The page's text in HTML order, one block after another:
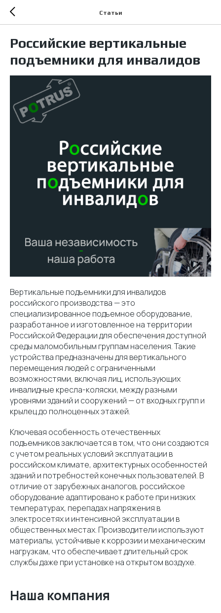
Статьи
Российские вертикальные
подъемники для инвалидов
Вертикальные подъемники для инвалидов
российского производства — это
специализированное подъемное оборудование,
разработанное и изготовленное на территории
Российской Федерации для обеспечения доступной
среды маломобильным группам населения. Такие
устройства предназначены для вертикального
перемещения людей с ограниченными
возможностями, включая лиц, использующих
инвалидные кресла-коляски, между разными
уровнями зданий и сооружений — от входных групп и
крылец до полноценных этажей.
Ключевая особенность отечественных
подъемников заключается в том, что они создаются
с учетом реальных условий эксплуатации в
российском климате, архитектурных особенностей
зданий и потребностей конечных пользователей. В
отличие от зарубежных аналогов, российское
оборудование адаптировано к работе при низких
температурах, перепадах напряжения в
электросетях и интенсивной эксплуатации в
общественных местах. Производители используют
материалы, устойчивые к коррозии и механическим
нагрузкам, что обеспечивает длительный срок
службы даже при установке на открытом воздухе.
Наша компания